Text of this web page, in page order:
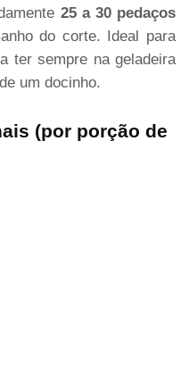
25 a 30 pedaços
do corte. Ideal para
ter sempre na geladeira
um docinho.
(por porção de